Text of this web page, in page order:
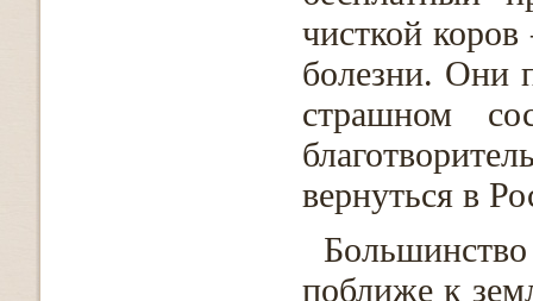
чисткой
болезни. Они
страшном
вернуться в
поближе к